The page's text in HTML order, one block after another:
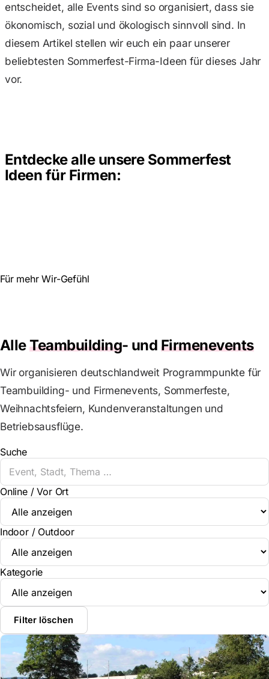
entscheidet, alle Events sind so organisiert, dass sie
ökonomisch, sozial und ökologisch sinnvoll sind. In
diesem Artikel stellen wir euch ein paar unserer
beliebtesten Sommerfest-Firma-Ideen für dieses Jahr
vor.
Entdecke alle unsere Sommerfest
Ideen für Firmen:
Für mehr Wir-Gefühl
AlleTeambuilding- und Firmenevents
Wir organisieren deutschlandweit Programmpunkte für
Teambuilding- und Firmenevents, Sommerfeste,
Weihnachtsfeiern, Kundenveranstaltungen und
Betriebsausflüge.
Suche
Online / Vor Ort
Indoor / Outdoor
Kategorie
Filter löschen